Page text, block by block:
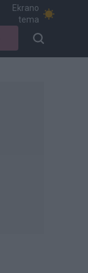
Ekrano
tema